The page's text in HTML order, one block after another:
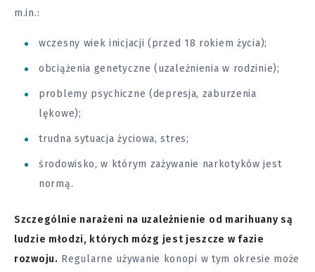
m.in.:
wczesny wiek inicjacji (przed 18 rokiem życia);
obciążenia genetyczne (uzależnienia w rodzinie);
problemy psychiczne (depresja, zaburzenia
lękowe);
trudna sytuacja życiowa, stres;
środowisko, w którym zażywanie narkotyków jest
normą.
Szczególnie narażeni na uzależnienie od marihuany są
ludzie młodzi, których mózg jest jeszcze w fazie
rozwoju. Regularne używanie konopi w tym okresie może